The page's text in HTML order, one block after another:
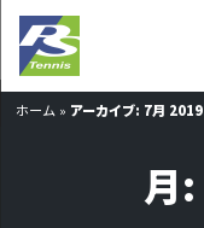
ホーム » アーカイブ: 7月 2019
月: